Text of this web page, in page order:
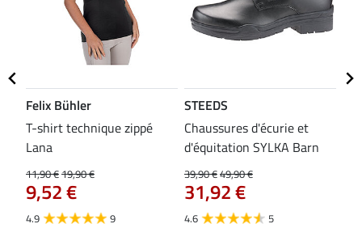
Felix Bühler
T-shirt technique zippé
Lana
11,90 €19,90 €
9,52 €
4.9 9
STEEDS
Chaussures d'écurie et
d'équitation SYLKA Barn
39,90 €49,90 €
31,92 €
4.6 5